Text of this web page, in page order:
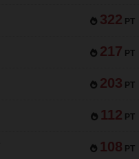
322 PT
217 PT
203 PT
112 PT
108 PT